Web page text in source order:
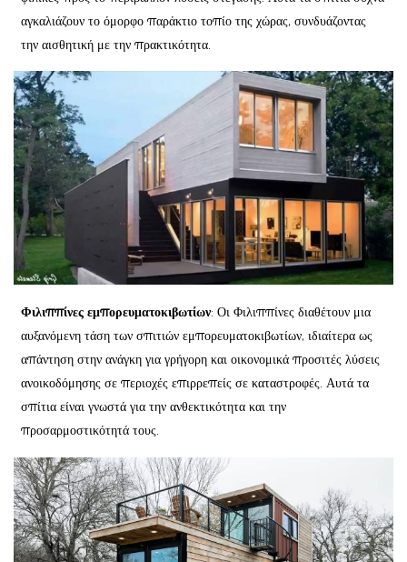
αγκαλιάζουν το όμορφο παράκτιο τοπίο της χώρας, συνδυάζοντας
την αισθητική με την πρακτικότητα.
Φιλιππίνες εμπορευματοκιβωτίων: Οι Φιλιππίνες διαθέτουν μια
αυξανόμενη τάση των σπιτιών εμπορευματοκιβωτίων, ιδιαίτερα ως
απάντηση στην ανάγκη για γρήγορη και οικονομικά προσιτές λύσεις
ανοικοδόμησης σε περιοχές επιρρεπείς σε καταστροφές. Αυτά τα
σπίτια είναι γνωστά για την ανθεκτικότητα και την
προσαρμοστικότητά τους.